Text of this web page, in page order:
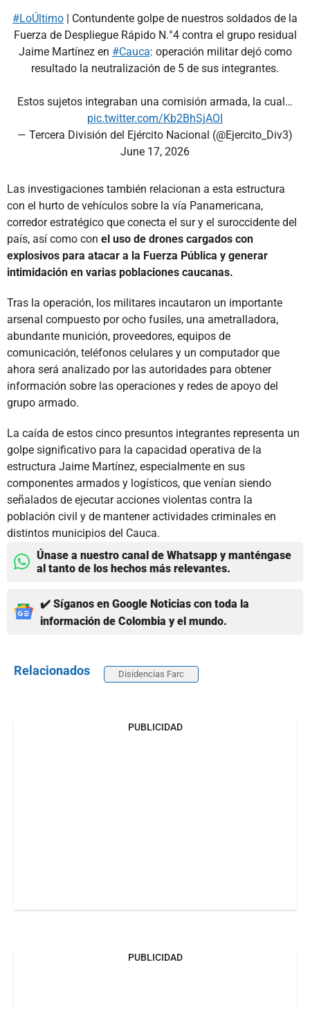
#LoÚltimo | Contundente golpe de nuestros soldados de la
Fuerza de Despliegue Rápido N.°4 contra el grupo residual
Jaime Martínez en #Cauca: operación militar dejó como
resultado la neutralización de 5 de sus integrantes.
Estos sujetos integraban una comisión armada, la cual…
pic.twitter.com/Kb2BhSjAOI
— Tercera División del Ejército Nacional (@Ejercito_Div3)
June 17, 2026
Las investigaciones también relacionan a esta estructura
con el hurto de vehículos sobre la vía Panamericana,
corredor estratégico que conecta el sur y el suroccidente del
país, así como con el uso de drones cargados con
explosivos para atacar a la Fuerza Pública y generar
intimidación en varias poblaciones caucanas.
Tras la operación, los militares incautaron un importante
arsenal compuesto por ocho fusiles, una ametralladora,
abundante munición, proveedores, equipos de
comunicación, teléfonos celulares y un computador que
ahora será analizado por las autoridades para obtener
información sobre las operaciones y redes de apoyo del
grupo armado.
La caída de estos cinco presuntos integrantes representa un
golpe significativo para la capacidad operativa de la
estructura Jaime Martínez, especialmente en sus
componentes armados y logísticos, que venían siendo
señalados de ejecutar acciones violentas contra la
población civil y de mantener actividades criminales en
distintos municipios del Cauca.
Únase a nuestro canal de Whatsapp y manténgase
al tanto de los hechos más relevantes.
✔️ Síganos en Google Noticias con toda la
información de Colombia y el mundo.
Relacionados Disidencias Farc
PUBLICIDAD
PUBLICIDAD